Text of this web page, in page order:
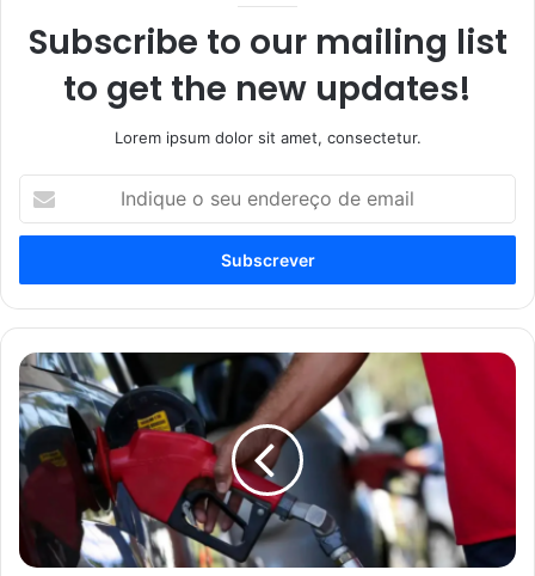
Subscribe to our mailing list
to get the new updates!
Lorem ipsum dolor sit amet, consectetur.
Indique
seu
de
email
Governo
deve
aumentar
mistura
do
etanol
gasolina
em